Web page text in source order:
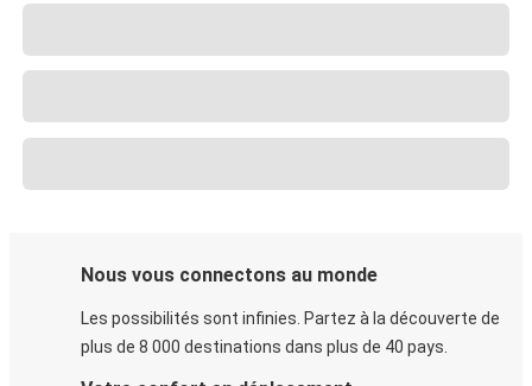
Nous vous connectons au monde
Les possibilités sont infinies. Partez à la découverte de
plus de 8 000 destinations dans plus de 40 pays.